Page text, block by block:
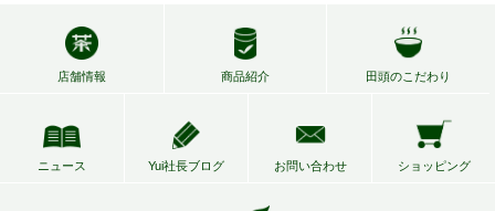
店舗情報 商品紹介 田頭のこだわり
ニュース Yui社長ブログ お問い合わせ ショッピング